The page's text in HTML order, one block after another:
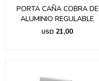
PORTA CAÑA COBRA DE
ALUMINIO REGULABLE
USD 21,00